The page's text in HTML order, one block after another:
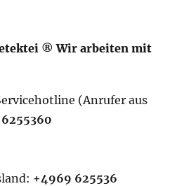
® Wir arbeiten mit
(Anrufer aus
+4969 625536